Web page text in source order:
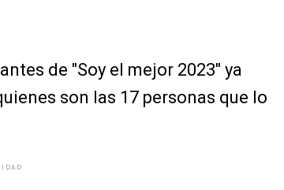
de "Soy el mejor 2023" ya
son las 17 personas que lo